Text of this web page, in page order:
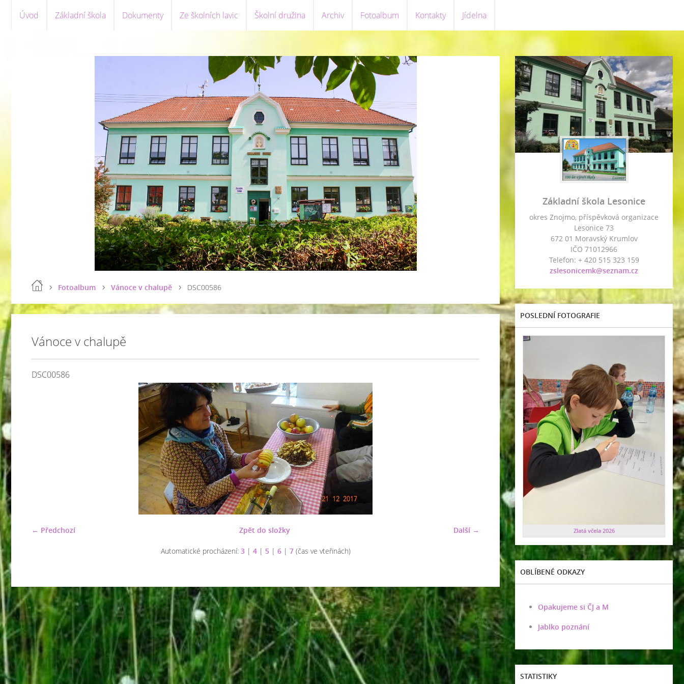
Úvod Základní škola Dokumenty Ze školních lavic Školní družina Archiv Fotoalbum Kontakty Jídelna
Fotoalbum Vánoce v chalupě DSC00586
Vánoce v chalupě
DSC00586
← Předchozí Další →
Zpět do složky
Automatické procházení: 3| 4| 5| 6| 7(čas ve vteřinách)
Základní škola Lesonice
okres Znojmo, příspěvková organizace
Lesonice 73
672 01 Moravský Krumlov
IČO 71012966
Telefon: + 420 515 323 159
zslesonicemk@seznam.cz
POSLEDNÍ FOTOGRAFIE
Zlatá včela 2026
OBLÍBENÉ ODKAZY
Opakujeme si ČJ a M
Jablko poznání
STATISTIKY